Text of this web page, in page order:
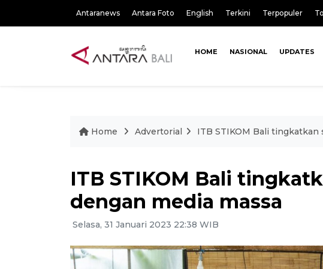
Antaranews Antara Foto English Terkini Terpopuler
HOME NASIONAL UPDATES
Home Advertorial ITB STIKOM Bali tingkatkan
ITB STIKOM Bali
dengan media massa
Selasa, 31 Januari 2023 22:38 WIB